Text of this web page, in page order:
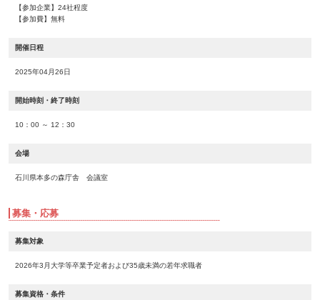
【参加企業】24社程度
【参加費】無料
開催日程
2025年04月26日
開始時刻・終了時刻
10：00 ～ 12：30
会場
石川県本多の森庁舎 会議室
募集・応募
募集対象
2026年3月大学等卒業予定者および35歳未満の若年求職者
募集資格・条件